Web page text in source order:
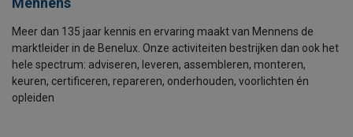
Meer dan 135 jaar kennis en ervaring maakt van Mennens de
marktleider in de Benelux. Onze activiteiten bestrijken dan ook het
hele spectrum: adviseren, leveren, assembleren, monteren,
keuren, certificeren, repareren, onderhouden, voorlichten én
opleiden